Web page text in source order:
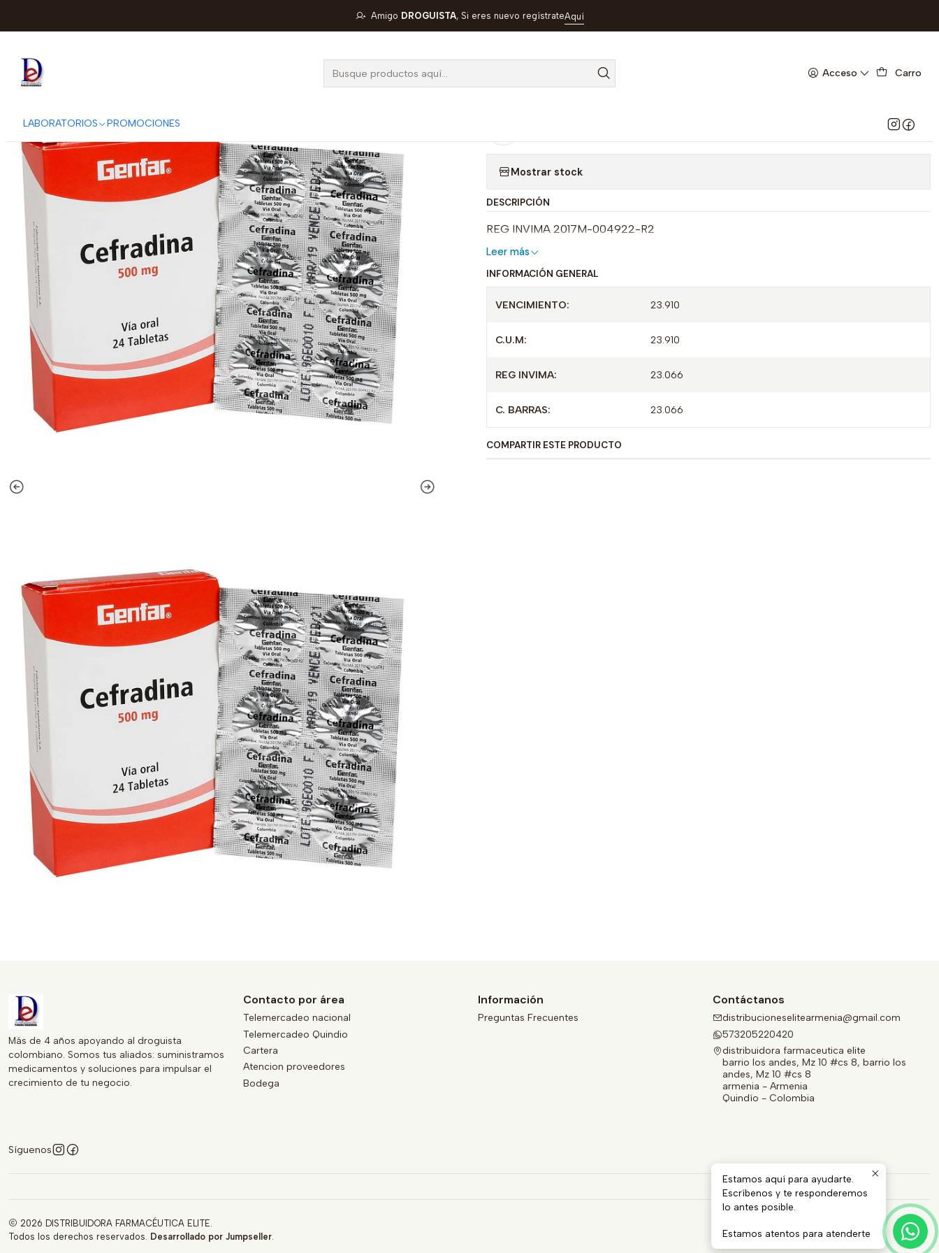
Acceso Carro
LABORATORIOS PROMOCIONES
Amigo DROGUISTA, Si eres nuevo regístrateAquí
GENFAR CEFRADINA 500 MG X 24 CAP --GENFAR UBI 7-F
CEFRADINA 500 MG X 24 CAP --GENFAR
UBI 7-F
Mostrar stock
DESCRIPCIÓN
REG INVIMA 2017M-004922-R2
Leer más
INFORMACIÓN GENERAL
VENCIMIENTO: 23.910
C.U.M: 23.910
REG INVIMA: 23.066
C. BARRAS: 23.066
COMPARTIR ESTE PRODUCTO
Más de 4 años apoyando al droguista
colombiano. Somos tus aliados: suministramos
medicamentos y soluciones para impulsar el
crecimiento de tu negocio.
Síguenos
Contacto por área
Telemercadeo nacional
Telemercadeo Quindio
Cartera
Atencion proveedores
Bodega
Información
Preguntas Frecuentes
Contáctanos
distribucioneselitearmenia@gmail.com
573205220420
distribuidora farmaceutica elite
barrio los andes, Mz 10 #cs 8, barrio los
andes, Mz 10 #cs 8
armenia - Armenia
Quindío - Colombia
2026 DISTRIBUIDORA FARMACÉUTICA ELITE.
Todos los derechos reservados. Desarrollado por Jumpseller.
Estamos aquí para ayudarte.
Escríbenos y te responderemos
lo antes posible.
Estamos atentos para atenderte